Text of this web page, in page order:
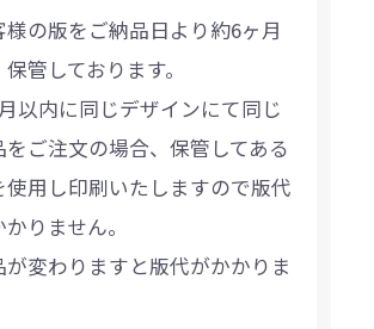
様の版をご納品日より約6ヶ月
管しております。
以内に同じデザインにて同じ
をご注文の場合、保管してある
使用し印刷いたしますので版代
りません。
が変わりますと版代がかかりま